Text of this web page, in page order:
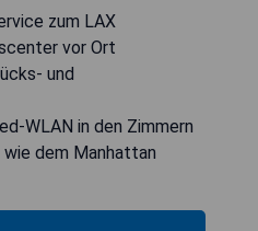
zum LAX
vor Ort
und
WLAN in den Zimmern
dem Manhattan